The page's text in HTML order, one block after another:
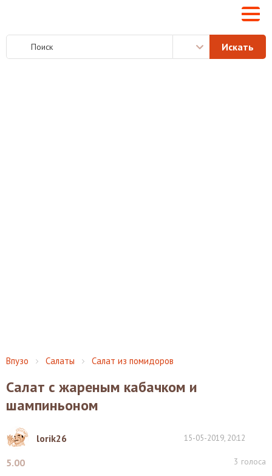
Впузо Салаты Салат из помидоров
Салат с жареным кабачком и
шампиньоном
lorik26 15-05-2019, 20:12
5.00 3 голоса